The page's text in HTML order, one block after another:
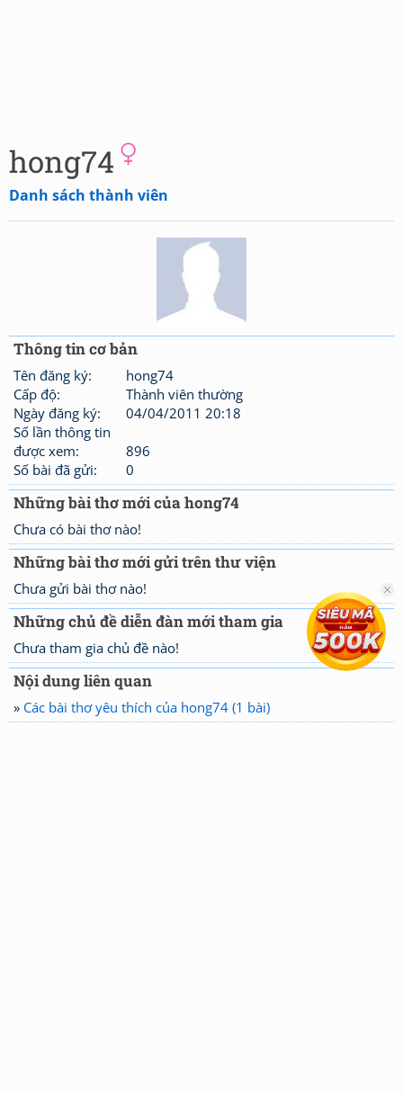
hong74
Danh sách thành viên
Thông tin cơ bản
Tên đăng ký:
hong74
Cấp độ:
Thành viên thường
Ngày đăng ký:
04/04/2011 20:18
Số lần thông tin
được xem:
896
Số bài đã gửi:
0
Những bài thơ mới của hong74
Chưa có bài thơ nào!
Những bài thơ mới gửi trên thư viện
Chưa gửi bài thơ nào!
Những chủ đề diễn đàn mới tham gia
Chưa tham gia chủ đề nào!
Nội dung liên quan
» Các bài thơ yêu thích của hong74 (1 bài)